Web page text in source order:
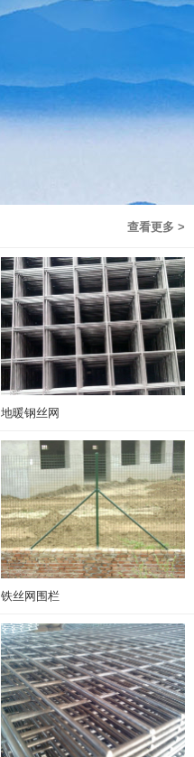
查看更多 >
地暖钢丝网
铁丝网围栏